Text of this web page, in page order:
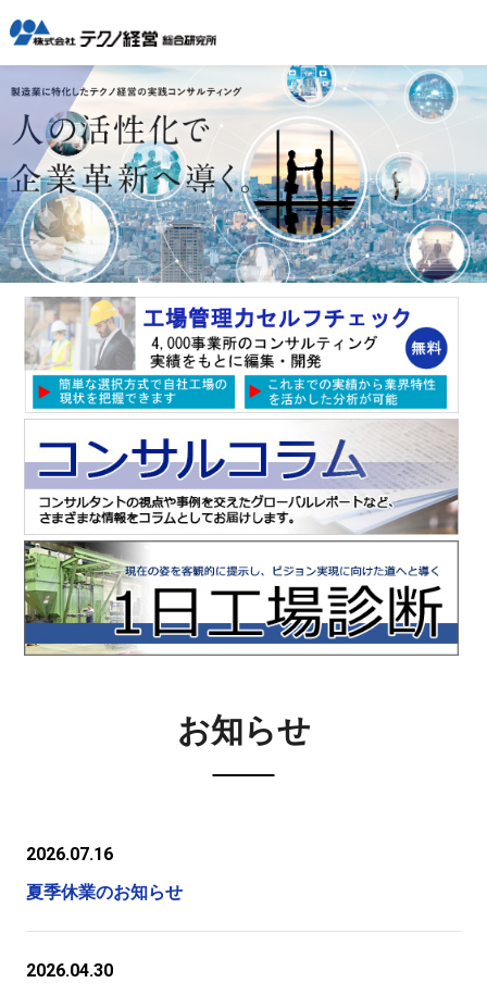
お知らせ
2026.07.16
夏季休業のお知らせ
2026.04.30